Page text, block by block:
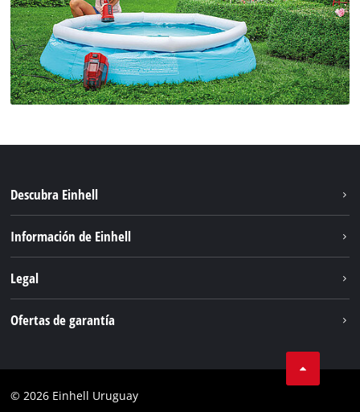
Descubra Einhell
Servicio
Información de Einhell
Legal
Cumplimiento
Ofertas de garantía
Garantía PurePower Brushless
© 2026 Einhell Uruguay